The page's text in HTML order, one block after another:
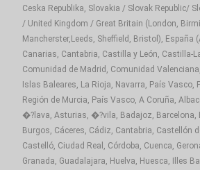
Ceska Republika, Slovakia / Slovak Republic/
/ United Kingdom / Great Britain (London,
Mancherster,Leeds, Sheffield, Bristol), España
Canarias, Cantabria, Castilla y León, Castilla-
Comunidad de Madrid, Comunidad
Islas Baleares, La Rioja, Navarra, País Vasco,
Región de Murcia, País Vasco, A Coruña,
�?lava, Asturias, �?vila, Badajoz, Barcelona,
Burgos, Cáceres, Cádiz, Cantabria, Castellón
Castelló, Ciudad Real, Córdoba, Cuenca,
Granada, Guadalajara, Huelva, Huesca, Illes